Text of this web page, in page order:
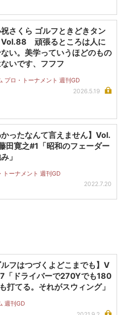
祝さくら ゴルフときどきタン
Vol.88 頑張るところは人に
ない。美学っていうほどのもの
いです、フフフ
プロ・トーナメント 週刊GD
2026.5.19
かったなんて言えません】Vol.
田寛之#1「昭和のフェーダー
」
トーナメント 週刊GD
2022.7.20
ルフはつづくよどこまでも】V
「ドライバーで270Yでも180
打てる。それがスウィング」
週刊GD